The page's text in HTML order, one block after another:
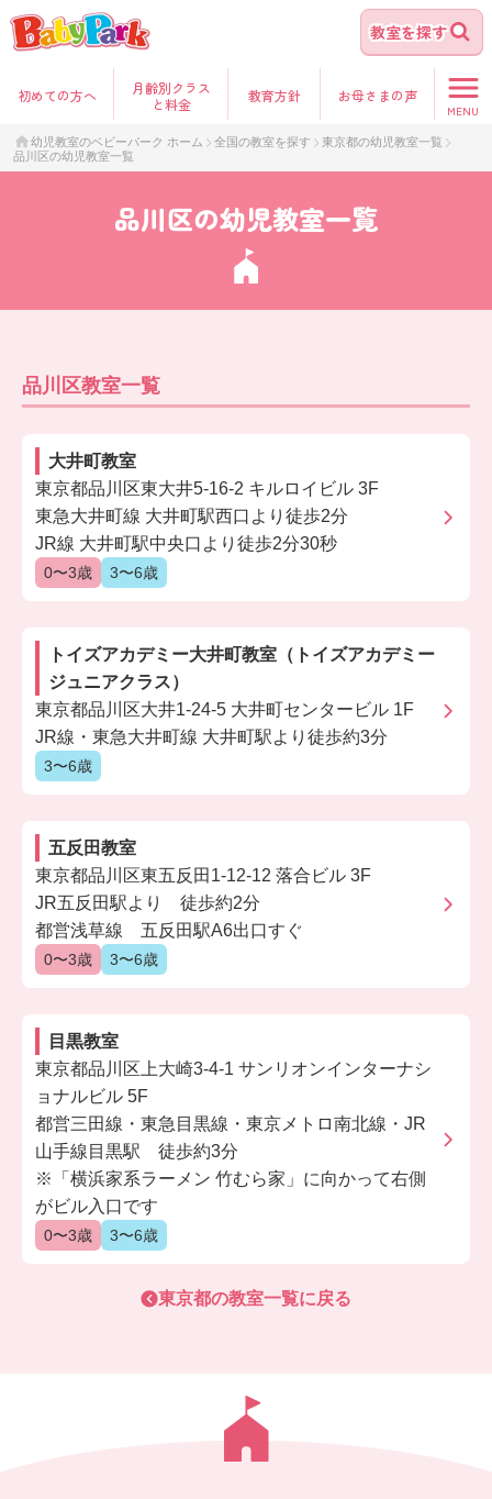
教室を探す
初めての方へ
月齢別クラス
と料金
教育方針 お母さまの声
MENU
幼児教室のベビーパーク ホーム 全国の教室を探す
東京都の幼児教室一覧
品川区の幼児教室一覧
品川区の幼児教室一覧
品川区教室一覧
大井町教室
東京都品川区東大井5-16-2 キルロイビル 3F
東急大井町線 大井町駅西口より徒歩2分
JR線 大井町駅中央口より徒歩2分30秒
0〜3歳 3〜6歳
トイズアカデミー大井町教室（トイズアカデミー
ジュニアクラス）
東京都品川区大井1-24-5 大井町センタービル 1F
JR線・東急大井町線 大井町駅より徒歩約3分
3〜6歳
五反田教室
東京都品川区東五反田1-12-12 落合ビル 3F
JR五反田駅より 徒歩約2分
都営浅草線 五反田駅A6出口すぐ
0〜3歳 3〜6歳
目黒教室
東京都品川区上大崎3-4-1 サンリオンインターナシ
ョナルビル 5F
都営三田線・東急目黒線・東京メトロ南北線・JR
山手線目黒駅 徒歩約3分
※「横浜家系ラーメン 竹むら家」に向かって右側
がビル入口です
0〜3歳 3〜6歳
東京都の教室一覧に戻る